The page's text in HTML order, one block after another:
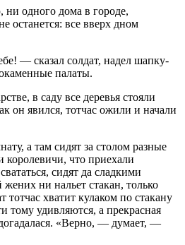
одного дома в городе,
останется: все вверх дном
— сказал солдат, надел шапку-
палаты.
в саду все деревья стояли
он явился, тотчас ожили и начали
а там сидят за столом разные
королевичи, что приехали
сидят да сладкими
ни нальет стакан, только
тотчас хватит кулаком по стакану
тому удивляются, а прекрасная
«Верно, — думает, —